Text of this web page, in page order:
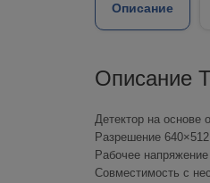
Описание
Описание
Детектор на основе
Разрешение
Рабочее
Совместимость с